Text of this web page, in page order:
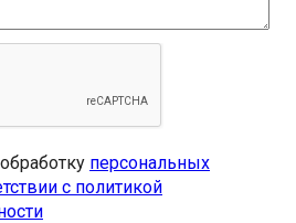
персональных
с политикой